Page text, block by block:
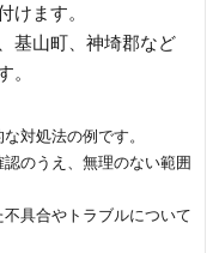
けます。
基山町、神埼郡など
。
対処法の例です。
のうえ、無理のない範囲
具合やトラブルについて